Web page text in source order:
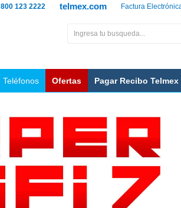
Factura
telmex.com
800 123 2222
Teléfonos Ofertas Pagar Recibo Telmex